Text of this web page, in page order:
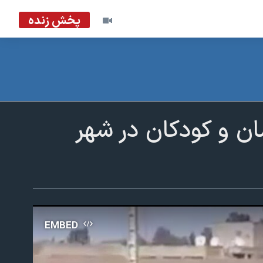
پخش زنده
و کودکان در شهر
EMBED